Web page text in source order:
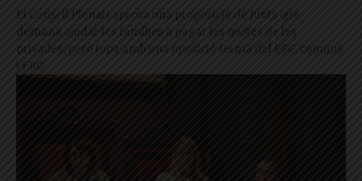
El Consell Plenari aprova una proposició de Junts que
demana ajudar les famílies a pagar les quotes de les
privades, però topa amb una oposició ferma del PSC, comuns
i ERC